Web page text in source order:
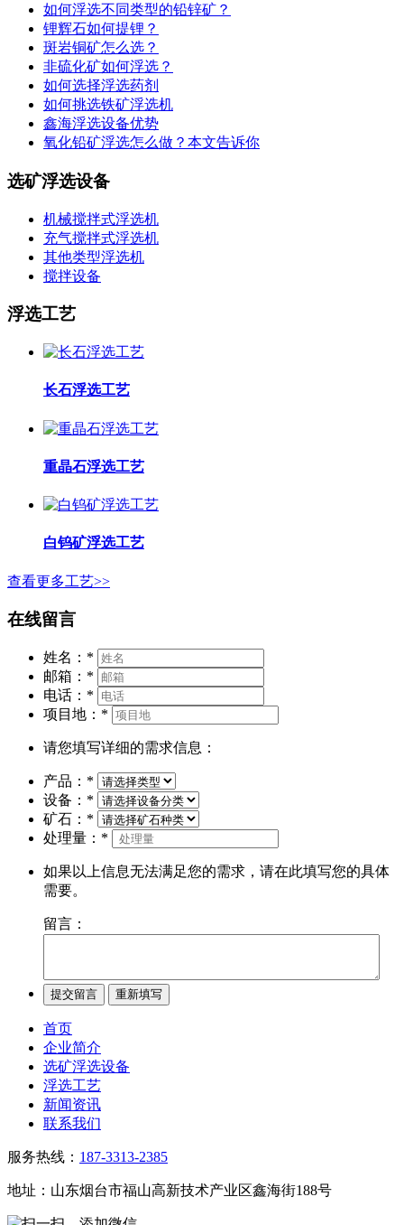
如何浮选不同类型的铅锌矿？
锂辉石如何提锂？
斑岩铜矿怎么选？
非硫化矿如何浮选？
如何选择浮选药剂
如何挑选铁矿浮选机
鑫海浮选设备优势
氧化铅矿浮选怎么做？本文告诉你
选矿浮选设备
机械搅拌式浮选机
充气搅拌式浮选机
其他类型浮选机
搅拌设备
浮选工艺
长石浮选工艺
重晶石浮选工艺
白钨矿浮选工艺
查看更多工艺>>
在线留言
姓名： *
邮箱： *
电话： *
项目地： *
请您填写详细的需求信息：
产品： *
设备： *
矿石： *
处理量： *
如果以上信息无法满足您的需求，请在此填写您的具体
需要。
留言：
首页
企业简介
选矿浮选设备
浮选工艺
新闻资讯
联系我们
服务热线： 187-3313-2385
地址：山东烟台市福山高新技术产业区鑫海街188号